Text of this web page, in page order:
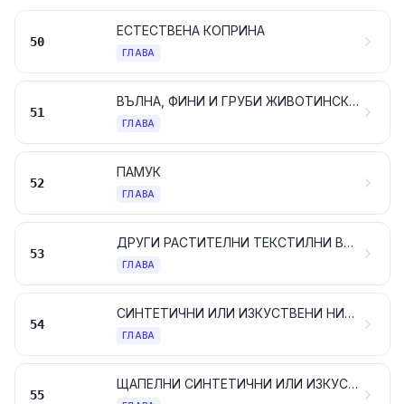
50
ЕСТЕСТВЕНА КОПРИНА
ГЛАВА
51
ВЪЛНА, ФИНИ И ГРУБИ ЖИВОТИНСКИ КОСМИ; ПРЕЖДИ И ТЪКАНИ ОТ КОНСКИ КОСМИ
ГЛАВА
52
ПАМУК
ГЛАВА
53
ДРУГИ РАСТИТЕЛНИ ТЕКСТИЛНИ ВЛАКНА; ХАРТИЕНА ПРЕЖДА И ТЪКАНИ ОТ ХАРТИЕНА ПРЕЖДА
ГЛАВА
54
СИНТЕТИЧНИ ИЛИ ИЗКУСТВЕНИ НИШКИ; ЛЕНТИ И ПОДОБНИ ФОРМИ ОТ СИНТЕТИЧНИ ИЛИ ИЗКУСТВЕНИ ТЕКСТИЛНИ МАТЕРИАЛИ
ГЛАВА
55
ЩАПЕЛНИ СИНТЕТИЧНИ ИЛИ ИЗКУСТВЕНИ ВЛАКНА